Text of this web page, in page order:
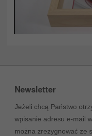
Newsletter
Jeżeli chcą Państwo
wpisanie adresu e-mail
można zrezygnować ze